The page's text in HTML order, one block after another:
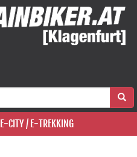
E-CITY / E-TREKKING